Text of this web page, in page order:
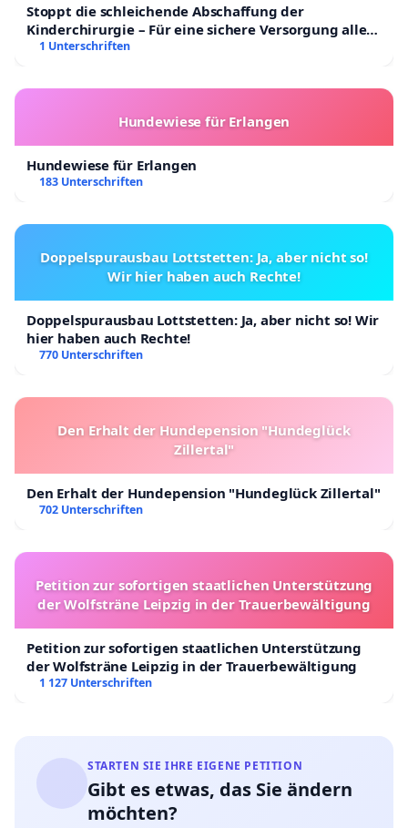
Stoppt die schleichende Abschaffung der
Kinderchirurgie – Für eine sichere Versorgung aller
Kinder in Deutschland
1 Unterschriften
Hundewiese für Erlangen
Hundewiese für Erlangen
183 Unterschriften
Doppelspurausbau Lottstetten: Ja, aber nicht so!
Wir hier haben auch Rechte!
Doppelspurausbau Lottstetten: Ja, aber nicht so! Wir
hier haben auch Rechte!
770 Unterschriften
Den Erhalt der Hundepension "Hundeglück
Zillertal"
Den Erhalt der Hundepension "Hundeglück Zillertal"
702 Unterschriften
Petition zur sofortigen staatlichen Unterstützung
der Wolfsträne Leipzig in der Trauerbewältigung
Petition zur sofortigen staatlichen Unterstützung
der Wolfsträne Leipzig in der Trauerbewältigung
1 127 Unterschriften
STARTEN SIE IHRE EIGENE PETITION
Gibt es etwas, das Sie ändern
möchten?